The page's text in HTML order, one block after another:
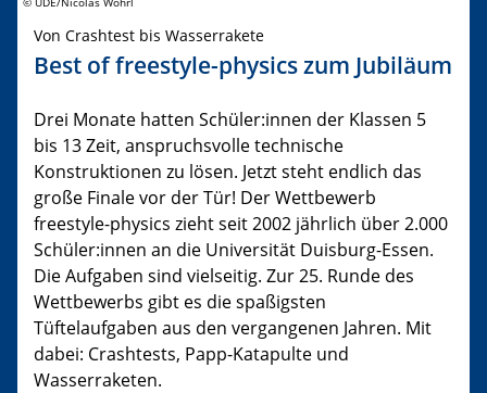
Von Crashtest bis Wasserrakete
Best of freestyle-physics zum Jubiläum
Drei Monate hatten Schüler:innen der Klassen 5
bis 13 Zeit, anspruchsvolle technische
Konstruktionen zu lösen. Jetzt steht endlich das
große Finale vor der Tür! Der Wettbewerb
freestyle-physics zieht seit 2002 jährlich über 2.000
Schüler:innen an die Universität Duisburg-Essen.
Die Aufgaben sind vielseitig. Zur 25. Runde des
Wettbewerbs gibt es die spaßigsten
Tüftelaufgaben aus den vergangenen Jahren. Mit
dabei: Crashtests, Papp-Katapulte und
Wasserraketen.